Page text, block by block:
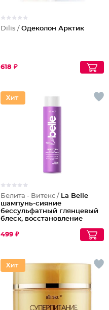
Dilis / Одеколон Арктик
618 ₽
Белита - Витекс / La Belle
шампунь-сияние
бессульфатный глянцевый
блеск, восстановление
499 ₽